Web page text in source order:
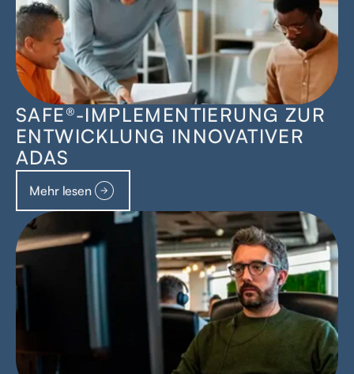
SAFE®-IMPLEMENTIERUNG ZUR
ENTWICKLUNG INNOVATIVER
ADAS
Mehr lesen